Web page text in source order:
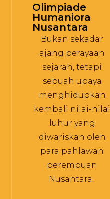
Olimpiade
Humaniora
Nusantara
Bukan sekadar
ajang perayaan
sejarah, tetapi
sebuah upaya
menghidupkan
kembali nilai-nilai
luhur yang
diwariskan oleh
para pahlawan
perempuan
Nusantara.